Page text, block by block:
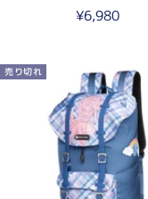
セ
価
格
¥6,980
売り切れ